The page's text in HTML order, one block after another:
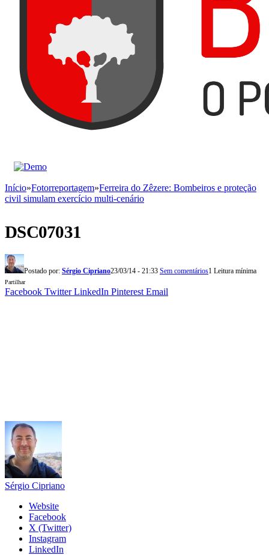
Início»Fotorreportagem»Ferreira do Zêzere: Bombeiros e proteção
civil simulam exercício multi-cenário
DSC07031
Postado por: Sérgio Cipriano23/03/14 - 21:33 Sem comentários1 Leitura mínima
Partilhar
Facebook Twitter LinkedIn Pinterest Email
Sérgio Cipriano
Website
Facebook
X (Twitter)
Instagram
LinkedIn